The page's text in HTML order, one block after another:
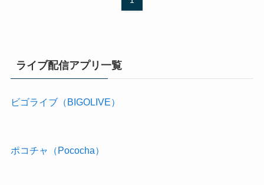
ライブ配信アプリ一覧
ビゴライブ（BIGOLIVE）
ポコチャ（Pococha）